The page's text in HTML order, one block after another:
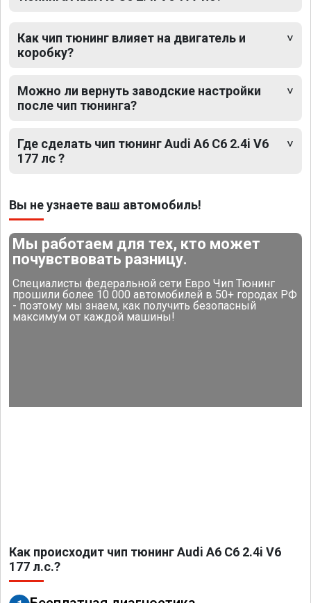
Как чип тюнинг влияет на двигатель и
коробку?
Можно ли вернуть заводские настройки
после чип тюнинга?
Где сделать чип тюнинг Audi A6 C6 2.4i V6
177 лс ?
Вы не узнаете ваш автомобиль!
Мы работаем для тех, кто может
почувствовать разницу.
Специалисты федеральной сети Евро Чип Тюнинг
прошили более 10 000 автомобилей в 50+ городах РФ
- поэтому мы знаем, как получить безопасный
максимум от каждой машины!
Как происходит чип тюнинг Audi A6 C6 2.4i V6
177 л.с.?